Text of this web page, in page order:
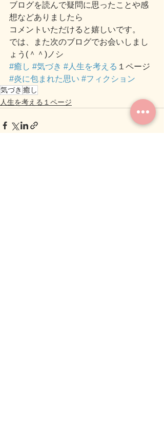
ブログを読んで疑問に思ったことや感
想などありましたら
コメントいただけると嬉しいです。
では、また次のブログでお会いしまし
ょう(＾＾)ノシ
#癒し #気づき #人生を考える １ページ
#炎に包まれた思い #フィクション
気づき 癒し
人生を考える１ページ